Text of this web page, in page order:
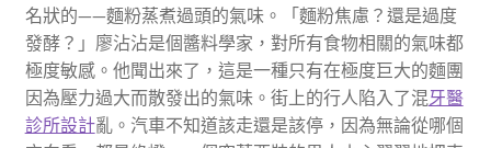
名狀的——麵粉蒸煮過頭的氣味。「麵粉焦慮？還是過度
發酵？」廖沾沾是個醬料學家，對所有食物相關的氣味都
極度敏感。他聞出來了，這是一種只有在極度巨大的麵團
因為壓力過大而散發出的氣味。街上的行人陷入了混牙醫
診所設計亂。汽車不知道該走還是該停，因為無論從哪個